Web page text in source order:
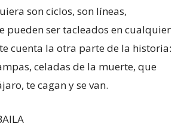
son ciclos, son líneas,
pueden ser tacleados en cualquier
cuenta la otra parte de la historia:
celadas de la muerte, que
te cagan y se van.